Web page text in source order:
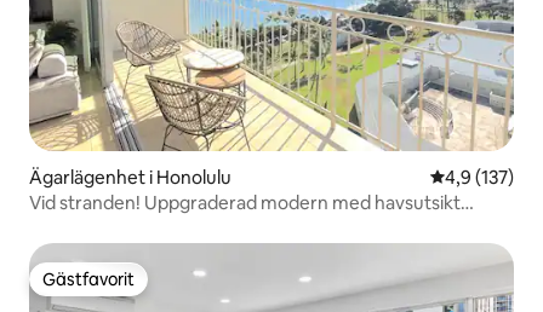
Ägarlägenhet i Honolulu 4,9 av 5 i
4,9 (137)
Vid stranden! Uppgraderad modern med havsutsikt
Gästfavorit
Gästfavorit